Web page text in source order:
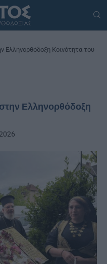
Κοινότητα του
Ελληνορθόδοξη